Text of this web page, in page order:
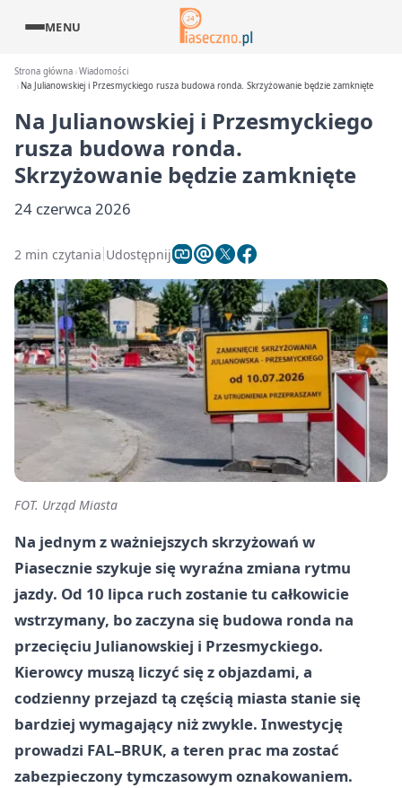
MENU
Strona główna Wiadomości
Na Julianowskiej i Przesmyckiego rusza budowa ronda. Skrzyżowanie będzie zamknięte
Na Julianowskiej i Przesmyckiego
rusza budowa ronda.
Skrzyżowanie będzie zamknięte
24 czerwca 2026
2 min czytania Udostępnij
FOT. Urząd Miasta
Na jednym z ważniejszych skrzyżowań w
Piasecznie szykuje się wyraźna zmiana rytmu
jazdy. Od 10 lipca ruch zostanie tu całkowicie
wstrzymany, bo zaczyna się budowa ronda na
przecięciu Julianowskiej i Przesmyckiego.
Kierowcy muszą liczyć się z objazdami, a
codzienny przejazd tą częścią miasta stanie się
bardziej wymagający niż zwykle. Inwestycję
prowadzi FAL–BRUK, a teren prac ma zostać
zabezpieczony tymczasowym oznakowaniem.